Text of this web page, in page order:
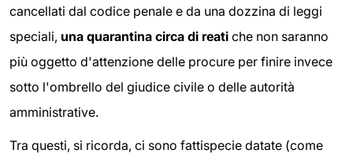
cancellati dal codice penale e da una dozzina di leggi
speciali, una quarantina circa di reati che non saranno
più oggetto d'attenzione delle procure per finire invece
sotto l'ombrello del giudice civile o delle autorità
amministrative.
Tra questi, si ricorda, ci sono fattispecie datate (come